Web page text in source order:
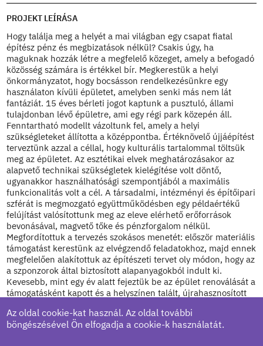
PROJEKT LEÍRÁSA
Hogy találja meg a helyét a mai világban egy csapat fiatal
építész pénz és megbizatások nélkül? Csakis úgy, ha
maguknak hozzák létre a megfelelő közeget, amely a befogadó
közösség számára is értékkel bír. Megkerestük a helyi
önkormányzatot, hogy bocsásson rendelkezésünkre egy
használaton kívüli épületet, amelyben senki más nem lát
fantáziát. 15 éves bérleti jogot kaptunk a pusztuló, állami
tulajdonban lévő épületre, ami egy régi park közepén áll.
Fenntartható modellt vázoltunk fel, amely a helyi
szükségleteket állította a középpontba. Értéknövelő újjáépítést
terveztünk azzal a céllal, hogy kulturális tartalommal töltsük
meg az épületet. Az esztétikai elvek meghatározásakor az
alapvető technikai szükségletek kielégítése volt döntő,
ugyanakkor használhatósági szempontjából a maximális
funkcionalitás volt a cél. A társadalmi, intézményi és építőipari
szférát is megmozgató együttműködésben egy példaértékű
felújítást valósítottunk meg az eleve elérhető erőforrások
bevonásával, magvető tőke és pénzforgalom nélkül.
Megfordítottuk a tervezés szokásos menetét: először materiális
támogatást kerestünk az elvégzendő feladatokhoz, majd ennek
megfelelően alakítottuk az építészeti tervet oly módon, hogy az
a szponzorok által biztosított alapanyagokból indult ki.
Kevesebb, mint egy év alatt fejeztük be az épület renoválását a
támogatásként kapott és a helyszínen talált, újrahasznosított
a helyi fegyelmi intézet elítéltjeit is bevontuk a munkálatokba.
A tervezés folyamata új értelmet nyert, az építkezés közös
Az oldal cookie-kat használ. Az oldal további
böngészésével Ön elfogadja a cookie-k használatát.